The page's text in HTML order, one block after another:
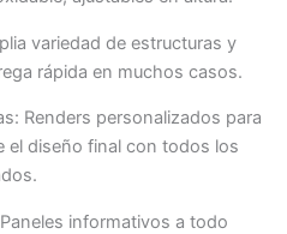
variedad de estructuras y
rápida en muchos casos.
Renders personalizados para
el diseño final con todos los
informativos a todo